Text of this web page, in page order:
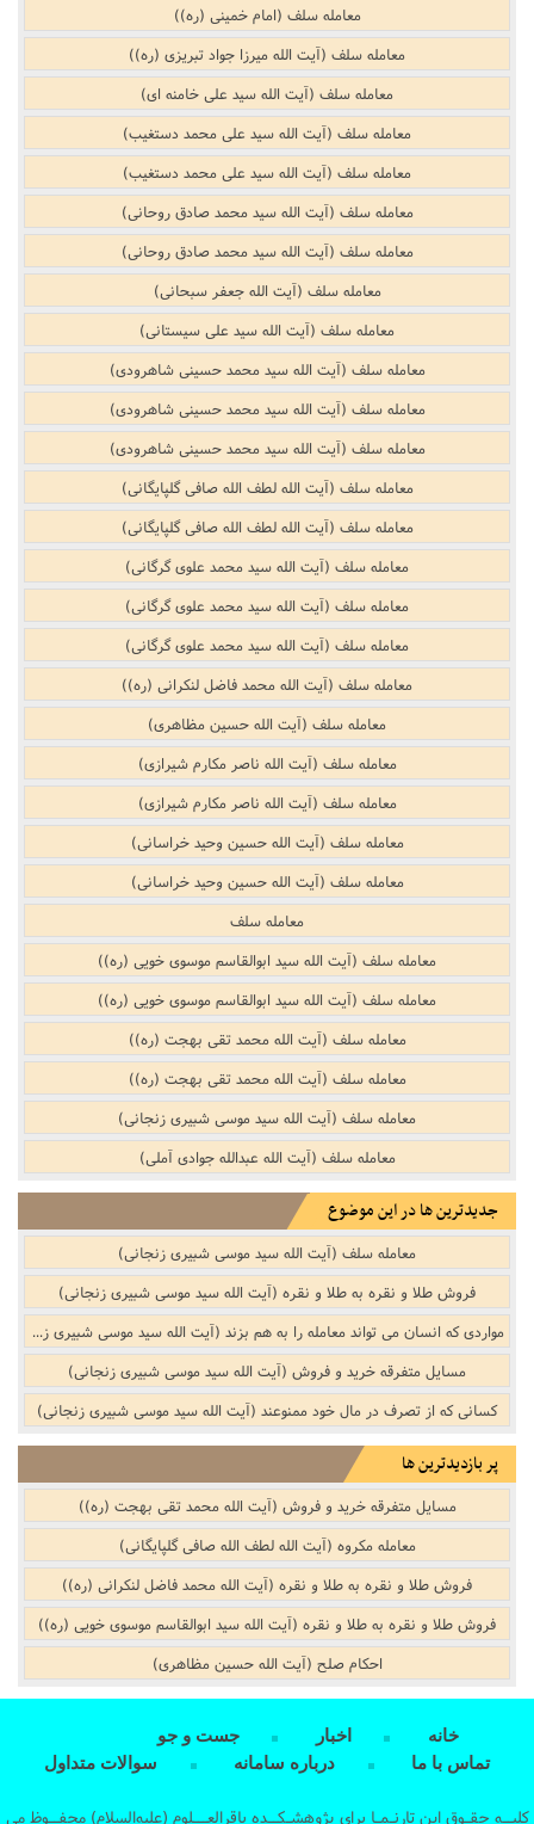
معامله سلف (امام خمینی (ره))
معامله سلف (آیت الله میرزا جواد تبریزی (ره))
معامله سلف (آیت الله سید علی خامنه ای)
معامله سلف (آیت الله سید علی محمد دستغیب)
معامله سلف (آیت الله سید علی محمد دستغیب)
معامله سلف (آیت الله سید محمد صادق روحانی)
معامله سلف (آیت الله سید محمد صادق روحانی)
معامله سلف (آیت الله جعفر سبحانی)
معامله سلف (آیت الله سید علی سیستانی)
معامله سلف (آیت الله سید محمد حسینی شاهرودی)
معامله سلف (آیت الله سید محمد حسینی شاهرودی)
معامله سلف (آیت الله سید محمد حسینی شاهرودی)
معامله سلف (آیت الله لطف الله صافی گلپایگانی)
معامله سلف (آیت الله لطف الله صافی گلپایگانی)
معامله سلف (آیت الله سید محمد علوی گرگانی)
معامله سلف (آیت الله سید محمد علوی گرگانی)
معامله سلف (آیت الله سید محمد علوی گرگانی)
معامله سلف (آیت الله محمد فاضل لنکرانی (ره))
معامله سلف (آیت الله حسین مظاهری)
معامله سلف (آیت الله ناصر مکارم شیرازی)
معامله سلف (آیت الله ناصر مکارم شیرازی)
معامله سلف (آیت الله حسین وحید خراسانی)
معامله سلف (آیت الله حسین وحید خراسانی)
معامله سلف
معامله سلف (آیت الله سید ابوالقاسم موسوی خویی (ره))
معامله سلف (آیت الله سید ابوالقاسم موسوی خویی (ره))
معامله سلف (آیت الله محمد تقی بهجت (ره))
معامله سلف (آیت الله محمد تقی بهجت (ره))
معامله سلف (آیت الله سید موسی شبیری زنجانی)
معامله سلف (آیت الله عبدالله جوادی آملی)
جدیدترین ها در این موضوع
معامله سلف (آیت الله سید موسی شبیری زنجانی)
فروش طلا و نقره به طلا و نقره (آیت الله سید موسی شبیری زنجانی)
مواردی که انسان می تواند معامله را به هم بزند (آیت الله سید موسی شبیری زنجانی)
مسایل متفرقه خرید و فروش‌‌ (آیت الله سید موسی شبیری زنجانی)
کسانى که از تصرف در مال خود ممنوعند (آیت الله سید موسی شبیری زنجانی)
پر بازدیدترین ها
مسایل متفرقه خرید و فروش‌‌ (آیت الله محمد تقی بهجت (ره))
معامله مکروه (آیت الله لطف الله صافی گلپایگانی)
فروش طلا و نقره به طلا و نقره (آیت الله محمد فاضل لنکرانی (ره))
فروش طلا و نقره به طلا و نقره (آیت الله سید ابوالقاسم موسوی خویی (ره))
احکام صلح (آیت الله حسین مظاهری)
خانه اخبار
جست و جو
تماس با ما
درباره سامانه سوالات متداول
کلیــه حقـوق این تارنـمـا برای پژوهشـکــده باقرالعـــلوم (علیه‌السلام) محفــوظ می